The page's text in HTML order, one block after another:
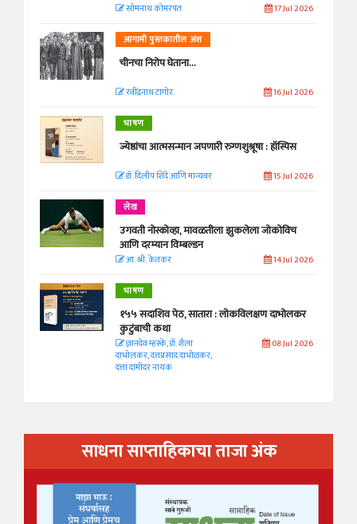
सोमनाथ कोमरपंत 17 Jul 2026
आगामी पुस्तकातील अंश
चीनचा निरोप घेताना...
रवींद्रनाथ टागोर. 16 Jul 2026
भाषण
ज्येष्ठांचा आत्मसन्मान जपणारी रुग्णशुश्रूषा : हॉस्पिस
डॉ. दिलीप शिंदे आणि मान्यवर 15 Jul 2026
लेख
उगवती नोस्कोव्हा, मावळतीला झुकलेला जोकोविच
आणि दरम्यान विम्बल्डन
आ. श्री. केतकर 14 Jul 2026
भाषण
१५५ सदाशिव पेठ, सातारा : लोकविलक्षण दाभोलकर
कुटुंबाची कथा
ज्ञानदेव म्हस्के, डॉ. शैला
दाभोलकर, दत्तप्रसाद दाभोळकर,
दत्ता दामोदर नायक
08 Jul 2026
साधना साप्ताहिकाचा ताजा अंक